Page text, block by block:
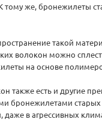
тому же, бронежилеты
такой
волокон можно
на основе
также есть и другие
бронежилетами
в агрессивных